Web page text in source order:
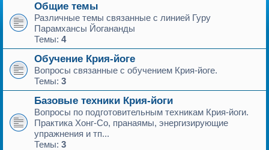
Общие темы
Различные темы связанные с линией Гуру
Парамхансы Йогананды
Темы: 4
Обучение Крия-йоге
Вопросы связанные с обучением Крия-йоге.
Темы: 3
Базовые техники Крия-йоги
Вопросы по подготовительным техникам Крия-йоги.
Практика Хонг-Со, пранаямы, энергизирующие
упражнения и тп...
Темы: 3